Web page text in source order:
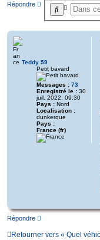
Répondre
R
e
h
e
r
R
c
a
v
a
n
c
é
e
Teddy 59
Petit bavard
Messages : 73
Enregistré le : 30
juil. 2022, 09:30
Pays : Nord
Localisation :
dunkerque
Pays :
France (fr)
Répondre
Retourner vers « Quel